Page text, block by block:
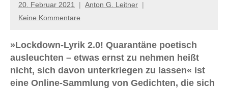
20. Februar 2021
Anton G. Leitner
Keine Kommentare
»Lockdown-Lyrik 2.0! Quarantäne poetisch
ausleuchten – etwas ernst zu nehmen heißt
nicht, sich davon unterkriegen zu lassen« ist
eine Online-Sammlung von Gedichten, die sich